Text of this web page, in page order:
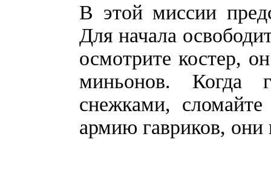
В этой миссии
Для начала
осмотрите костер,
миньонов. Когда
снежками,
армию гавриков, они